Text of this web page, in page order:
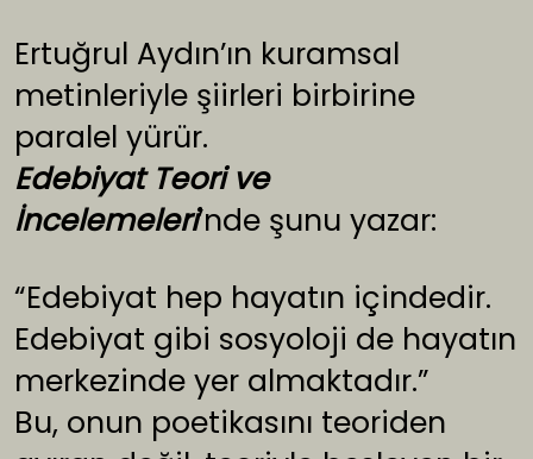
Ertuğrul Aydın’ın kuramsal
metinleriyle şiirleri birbirine
paralel yürür.
Edebiyat Teori ve
İncelemeleri’nde şunu yazar:
“Edebiyat hep hayatın içindedir.
Edebiyat gibi sosyoloji de hayatın
merkezinde yer almaktadır.”
Bu, onun poetikasını teoriden